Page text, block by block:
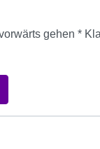
gehen *